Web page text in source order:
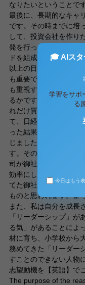
なりたいということです
最後に、長期的なキャ
です。その時までに培
して、投資会社を作り
発を行ったり、プライ
ドを組成して運用した
以上の目標を達成する
も重要です。そのため
も重視することは、ど
るかです。具体的には
れだけ質の高い仕事が
て、日経企業に就職し
った結果、それを満た
じました。その中でも
す。その理由として、
司が御社出身で、彼の
効率にしても、思慮深
てた御社は、私の求め
ものと思われます。よ
また、私は自分を成長
「リーダーシップ」
る気」があることによ
材に育ち、小学校から
務めてきた「リーダー
すことのできない人物
志望動機を【英語】で
The purpose of the
🎓 AIスタ
学習をサポ
る
今日はもう